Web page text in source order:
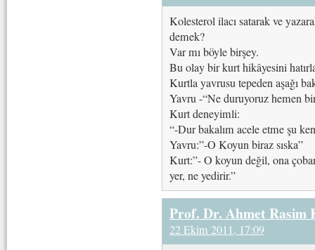
Kolesterol ilacı satarak ve
demek?
Var mı böyle birşey.
Bu olay bir kurt hikâyesini
Kurtla yavrusu tepeden aşağı
Yavru -“Ne duruyoruz hemen
Kurt deneyimli:
“-Dur bakalım acele etme şu
Yavru:”-O Koyun biraz sıska”
Kurt:”- O koyun değil, ona
yer, ne yedirir.”
Prof. Dr. Ahmet Rasim
22 Ekim 2011, 17:09